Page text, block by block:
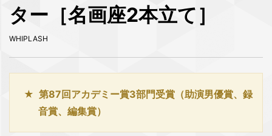
ター［名画座2本立て］
WHIPLASH
第87回アカデミー賞3部門受賞（助演男優賞、録
音賞、編集賞）